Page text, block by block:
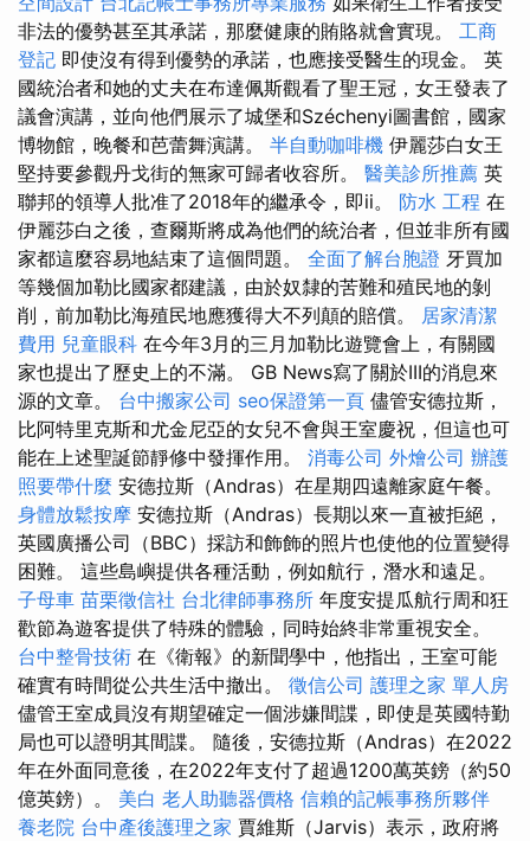
非法的優勢甚至其承諾，那麼健康的賄賂就會實現。 工商
登記 即使沒有得到優勢的承諾，也應接受醫生的現金。 英
國統治者和她的丈夫在布達佩斯觀看了聖王冠，女王發表了
議會演講，並向他們展示了城堡和Széchenyi圖書館，國家
博物館，晚餐和芭蕾舞演講。 半自動咖啡機 伊麗莎白女王
堅持要參觀丹戈街的無家可歸者收容所。 醫美診所推薦 英
聯邦的領導人批准了2018年的繼承令，即ii。 防水 工程 在
伊麗莎白之後，查爾斯將成為他們的統治者，但並非所有國
家都這麼容易地結束了這個問題。 全面了解台胞證 牙買加
等幾個加勒比國家都建議，由於奴隸的苦難和殖民地的剝
削，前加勒比海殖民地應獲得大不列顛的賠償。 居家清潔
費用 兒童眼科 在今年3月的三月加勒比遊覽會上，有關國
家也提出了歷史上的不滿。 GB News寫了關於III的消息來
源的文章。 台中搬家公司 seo保證第一頁 儘管安德拉斯，
比阿特里克斯和尤金尼亞的女兒不會與王室慶祝，但這也可
能在上述聖誕節靜修中發揮作用。 消毒公司 外燴公司 辦護
照要帶什麼 安德拉斯（Andras）在星期四遠離家庭午餐。
身體放鬆按摩 安德拉斯（Andras）長期以來一直被拒絕，
英國廣播公司（BBC）採訪和飾飾的照片也使他的位置變得
困難。 這些島嶼提供各種活動，例如航行，潛水和遠足。
子母車 苗栗徵信社 台北律師事務所 年度安提瓜航行周和狂
歡節為遊客提供了特殊的體驗，同時始終非常重視安全。
台中整骨技術 在《衛報》的新聞學中，他指出，王室可能
確實有時間從公共生活中撤出。 徵信公司 護理之家 單人房
儘管王室成員沒有期望確定一個涉嫌間諜，即使是英國特勤
局也可以證明其間諜。 隨後，安德拉斯（Andras）在2022
年在外面同意後，在2022年支付了超過1200萬英鎊（約50
億英鎊）。 美白 老人助聽器價格 信賴的記帳事務所夥伴
養老院 台中產後護理之家 賈維斯（Jarvis）表示，政府將